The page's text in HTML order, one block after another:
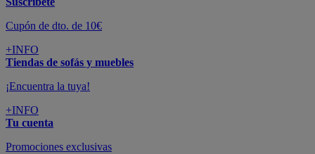
Cupón de dto. de 10€
+INFO
Tiendas de sofás y muebles
¡Encuentra la tuya!
+INFO
Tu cuenta
Promociones exclusivas